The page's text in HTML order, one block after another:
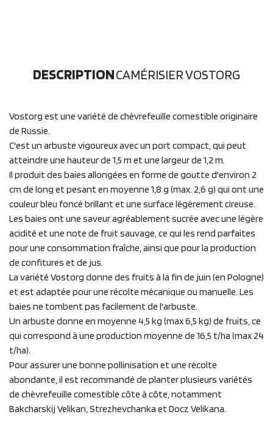
DESCRIPTIONCAMÉRISIER VOSTORG
Vostorg est une variété de chèvrefeuille comestible originaire
de Russie.
C'est un arbuste vigoureux avec un port compact, qui peut
atteindre une hauteur de 1,5 m et une largeur de 1,2 m.
Il produit des baies allongées en forme de goutte d'environ 2
cm de long et pesant en moyenne 1,8 g (max. 2,6 g) qui ont une
couleur bleu foncé brillant et une surface légèrement cireuse.
Les baies ont une saveur agréablement sucrée avec une légère
acidité et une note de fruit sauvage, ce qui les rend parfaites
pour une consommation fraîche, ainsi que pour la production
de confitures et de jus.
La variété Vostorg donne des fruits à la fin de juin (en Pologne)
et est adaptée pour une récolte mécanique ou manuelle. Les
baies ne tombent pas facilement de l'arbuste.
Un arbuste donne en moyenne 4,5 kg (max 6,5 kg) de fruits, ce
qui correspond à une production moyenne de 16,5 t/ha (max 24
t/ha).
Pour assurer une bonne pollinisation et une récolte
abondante, il est recommandé de planter plusieurs variétés
de chèvrefeuille comestible côte à côte, notamment
Bakcharskij Velikan, Strezhevchanka et Docz Velikana.